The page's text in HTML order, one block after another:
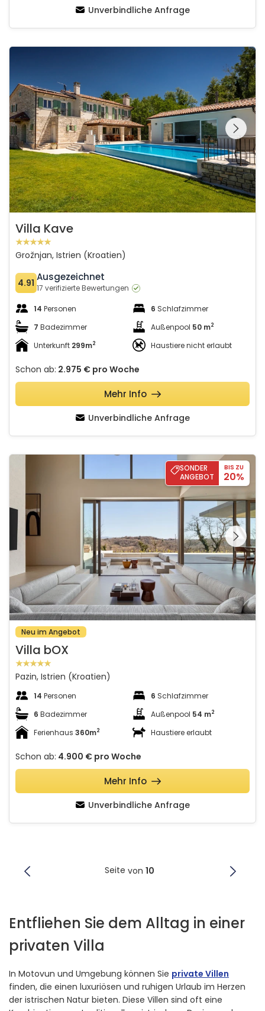
Unverbindliche Anfrage
Schauen Sie sich die
gesamte Galerie
Villa Kave
Grožnjan, Istrien (Kroatien)
4.91 Ausgezeichnet
17 verifizierte Bewertungen
14 Personen 6 Schlafzimmer
7 Badezimmer Außenpool 50 m2
Unterkunft 299m2 Haustiere nicht erlaubt
Schon ab: 2.975 € pro Woche
Unverbindliche Anfrage
Mehr Info
SONDER
ANGEBOT
BIS ZU
20%
Schauen Sie sich die
gesamte Galerie
Neu im Angebot
Villa bOX
Pazin, Istrien (Kroatien)
14 Personen 6 Schlafzimmer
6 Badezimmer Außenpool 54 m2
Ferienhaus 360m2 Haustiere erlaubt
Schon ab: 4.900 € pro Woche
Unverbindliche Anfrage
Mehr Info
Seite von 10
Entfliehen Sie dem Alltag in einer
privaten Villa
In Motovun und Umgebung können Sie private Villen
finden, die einen luxuriösen und ruhigen Urlaub im Herzen
der istrischen Natur bieten. Diese Villen sind oft eine